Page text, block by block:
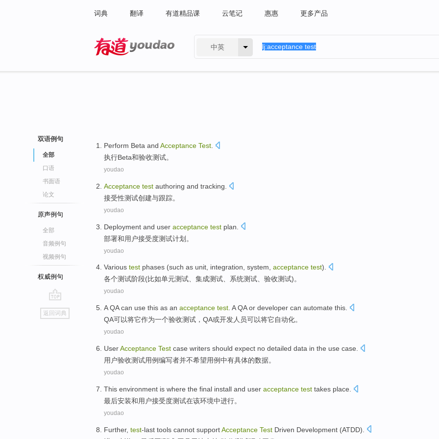
词典 翻译 有道精品课 云笔记 惠惠 更多产品
中英
双语例句
全部
口语
书面语
论文
原声例句
全部
音频例句
视频例句
权威例句
go
top
返回词典
Perform Beta and Acceptance Test
执行Beta和验收测试。
youdao
Acceptance test authoring and tracking
接受性测试创建与跟踪。
youdao
Deployment and user acceptance test plan
部署和用户接受度测试计划。
youdao
Various test phases (such as unit, integration, system, acceptance test).
各个测试阶段(比如单元测试、 集成测试、 系统测试、 验收测试)。
youdao
AQA can use this as an acceptance test . A QAor developer can automate this.
QA可以将它作为一个验收测试 ，QA或开发人员可以将它自动化。
youdao
UserAcceptance Test case writers should expect no detailed data in the use case.
用户验收测试用例编写者并不希望用例中有具体的数据。
youdao
This environment is where the final install and user acceptance test takes place.
最后安装和用户接受度测试在该环境中进行。
youdao
Further, test-last tools cannot supportAcceptance Test Driven Development (ATDD).